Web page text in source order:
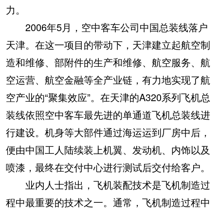
力。
2006年5月，空中客车公司中国总装线落户
天津。在这一项目的带动下，天津建立起航空制
造和维修、部附件的生产和维修、航空服务、航
空运营、航空金融等全产业链，有力地实现了航
空产业的“聚集效应”。在天津的A320系列飞机总
装线依照空中客车最先进的单通道飞机总装线进
行建设。机身等大部件通过海运运到厂房中后，
便由中国工人陆续装上机翼、发动机、内饰以及
喷漆，最终在交付中心进行测试后交付给客户。
业内人士指出，飞机装配技术是飞机制造过
程中最重要的技术之一。通常，飞机制造过程中